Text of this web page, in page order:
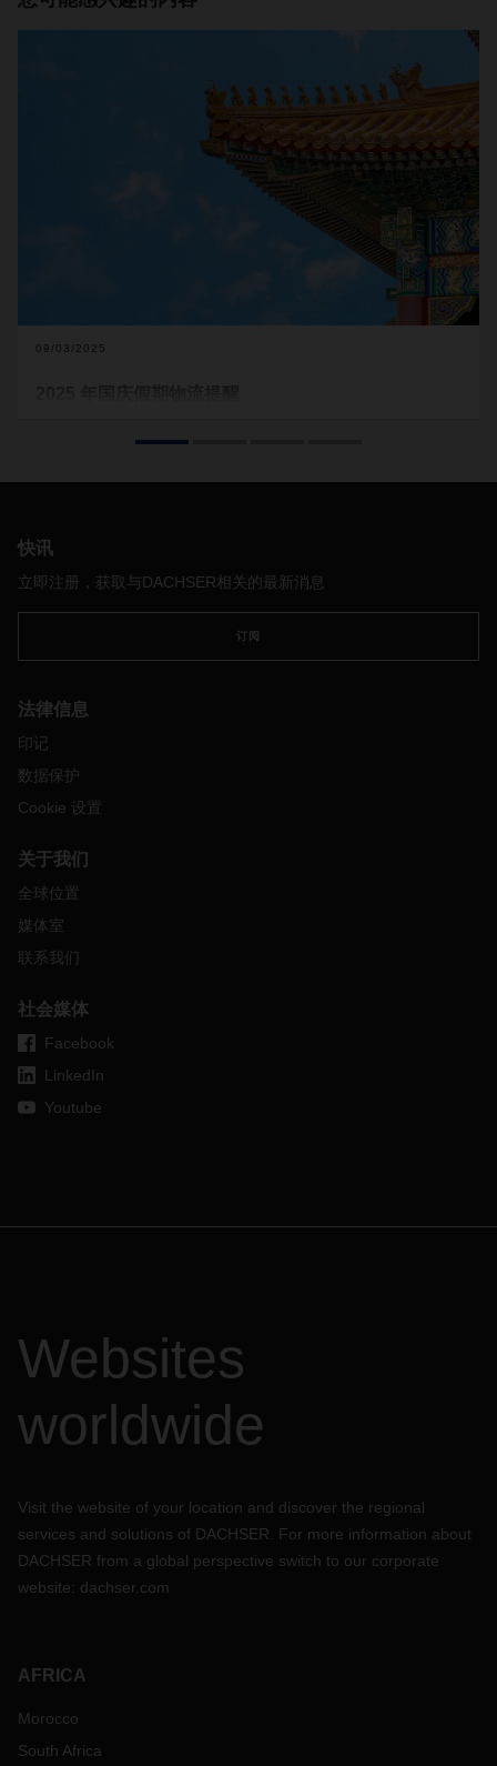
09/03/2025
快讯
立即注册，获取与DACHSER相关的最新消息
订阅
法律信息
印记
数据保护
Cookie 设置
关于我们
全球位置
媒体室
联系我们
社会媒体
Facebook
LinkedIn
Youtube
Websites
worldwide
Visit the website of your location and discover the regional
services and solutions of DACHSER. For more information about
DACHSER from a global perspective switch to our corporate
website: dachser.com
AFRICA
Morocco
South Africa